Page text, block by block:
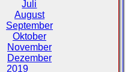
Juli
August
September
Oktober
November
Dezember
2019